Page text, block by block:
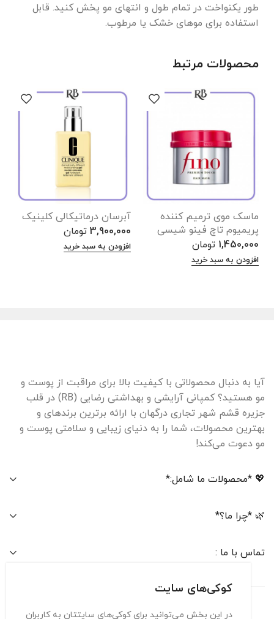
طور یکنواخت در تمام طول و انتهای مو پخش کنید. قابل
استفاده برای موهای خشک یا مرطوب.
محصولات مرتبط
ماسک موی ترمیم کننده
پریمیوم تاچ فینو شیسی
1,450,000 تومان
افزودن به سبد خرید
آبرسان درماتیکالی کلینیک
3,900,000 تومان
افزودن به سبد خرید
آیا به دنبال محصولاتی با کیفیت بالا برای مراقبت از پوست و
مو هستید؟ کمپانی آرایشی و بهداشتی رضایی (RB) در قلب
جزیره قشم شهر تجاری درگهان با ارائه برترین برندهای و
بهترین محصولات، شما را به دنیای زیبایی و سلامتی پوست و
مو دعوت می‌کند!
💖 *محصولات ما شامل:*
🌿 *چرا ما؟*
تماس با ما :
کوکی‌های سایت
در این بخش می‌توانید برای کوکی‌های سایتتان به کاربران